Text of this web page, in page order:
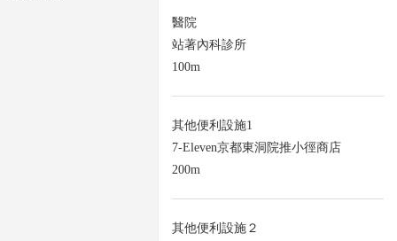
醫院
站著內科診所
100m
其他便利設施1
7-Eleven京都東洞院推小徑商店
200m
其他便利設施２